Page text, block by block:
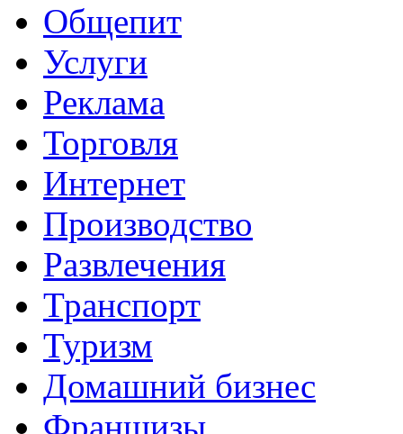
Общепит
Услуги
Реклама
Торговля
Интернет
Производство
Развлечения
Транспорт
Туризм
Домашний бизнес
Франшизы